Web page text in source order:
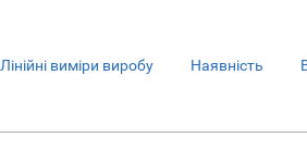
Лінійні виміри виробу Наявність